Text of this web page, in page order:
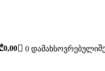
0,00 0 დამახსოვრებული